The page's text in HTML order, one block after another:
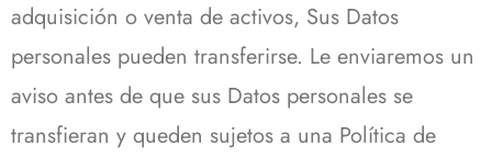
adquisición o venta de activos, Sus Datos
personales pueden transferirse. Le enviaremos un
aviso antes de que sus Datos personales se
transfieran y queden sujetos a una Política de